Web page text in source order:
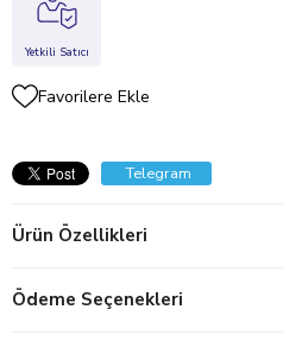
Yetkili Satıcı
Favorilere Ekle
Telegram
Ürün Özellikleri
Ödeme Seçenekleri